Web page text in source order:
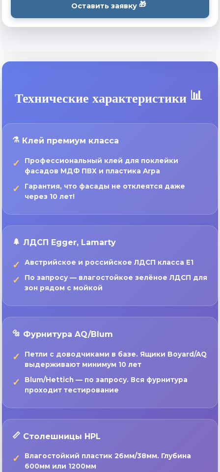
Оставить заявку
Технические характеристики
Клей премиум класса
Профессиональный клей для поклейки
фасадов МДФ ПВХ и пластика Arpa
Гарантия, что фасады не отклеятся даже
через 10 лет!
ЛДСП Egger, Lamarty
Австрийское и российское ЛДСП класса E1
По запросу — влагостойкое зелёное ЛДСП для
зон рядом с мойкой
Фурнитура AQ/Blum
Петли с доводчиками в базе. Ящики Boyard/AQ
выдерживают минимум 10 лет
Blum/Hettich — по запросу. Вся фурнитура
проходит тестирование
Столешницы HPL
Влагостойкий пластик 26мм/38мм. Глубина
600мм или 1200мм